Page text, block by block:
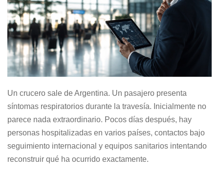
Un crucero sale de Argentina. Un pasajero presenta
síntomas respiratorios durante la travesía. Inicialmente no
parece nada extraordinario. Pocos días después, hay
personas hospitalizadas en varios países, contactos bajo
seguimiento internacional y equipos sanitarios intentando
reconstruir qué ha ocurrido exactamente.